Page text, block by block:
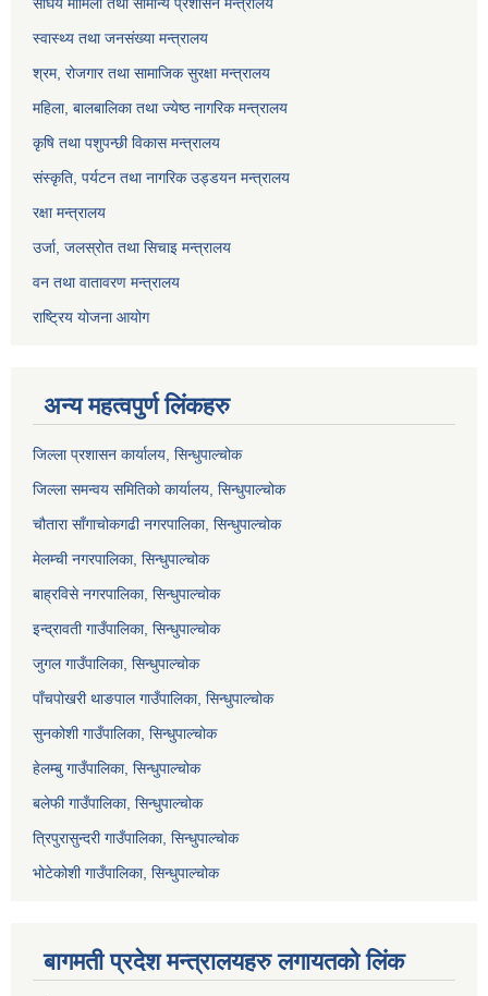
संघिय मामिला तथा सामान्य प्रशासन मन्त्रालय
स्वास्थ्य तथा जनसंख्या मन्त्रालय
श्रम, रोजगार तथा सामाजिक सुरक्षा मन्त्रालय
महिला, बालबालिका तथा ज्येष्ठ नागरिक मन्त्रालय
कृषि तथा पशुपन्छी विकास मन्त्रालय
संस्कृति, पर्यटन तथा नागरिक उड्डयन मन्त्रालय
रक्षा मन्त्रालय
उर्जा, जलस्रोत तथा सिचाइ मन्त्रालय
वन तथा वातावरण मन्त्रालय
राष्ट्रिय योजना आयोग
अन्य महत्वपुर्ण लिंकहरु
जिल्ला प्रशासन कार्यालय, सिन्धुपाल्चोक
जिल्ला समन्वय समितिको कार्यालय, सिन्धुपाल्चोक
चौतारा साँगाचोकगढी नगरपालिका, सिन्धुपाल्चोक
मेलम्ची नगरपालिका, सिन्धुपाल्चोक
बाह्रविसे नगरपालिका, सिन्धुपाल्चोक
इन्द्रावती गाउँपालिका, सिन्धुपाल्चोक
जुगल गाउँपालिका, सिन्धुपाल्चोक
पाँचपोखरी थाङपाल गाउँपालिका, सिन्धुपाल्चोक
सुनकोशी गाउँपालिका, सिन्धुपाल्चोक
हेलम्बु गाउँपालिका, सिन्धुपाल्चोक
बलेफी गाउँपालिका, सिन्धुपाल्चोक
त्रिपुरासुन्दरी गाउँपालिका, सिन्धुपाल्चोक
भोटेकोशी गाउँपालिका, सिन्धुपाल्चोक
बागमती प्रदेश मन्त्रालयहरु लगायतको लिंक